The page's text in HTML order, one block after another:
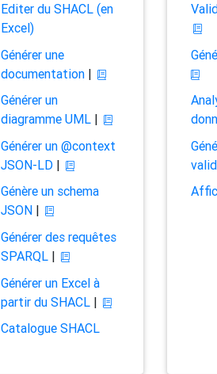
Editer du SHACL (en
Excel)
Générer une
documentation|
Générer un
diagramme UML|
Générer un @context
JSON-LD|
Génère un schema
JSON|
Générer des requêtes
SPARQL|
Générer un Excel à
partir du SHACL|
Catalogue SHACL